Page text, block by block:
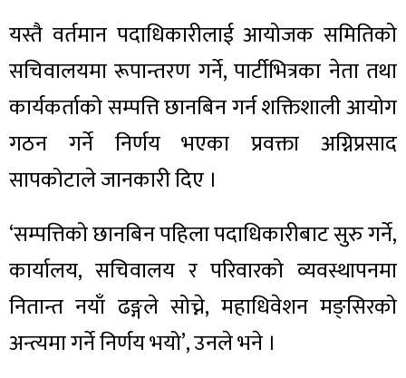
यस्तै वर्तमान पदाधिकारीलाई आयोजक समितिको
सचिवालयमा रूपान्तरण गर्ने, पार्टीभित्रका नेता तथा
कार्यकर्ताको सम्पत्ति छानबिन गर्न शक्तिशाली आयोग
गठन गर्ने निर्णय भएका प्रवक्ता अग्निप्रसाद
सापकोटाले जानकारी दिए ।
‘सम्पत्तिको छानबिन पहिला पदाधिकारीबाट सुरु गर्ने,
कार्यालय, सचिवालय र परिवारको व्यवस्थापनमा
नितान्त नयाँ ढङ्गले सोच्ने, महाधिवेशन मङ्सिरको
अन्त्यमा गर्ने निर्णय भयो’, उनले भने ।